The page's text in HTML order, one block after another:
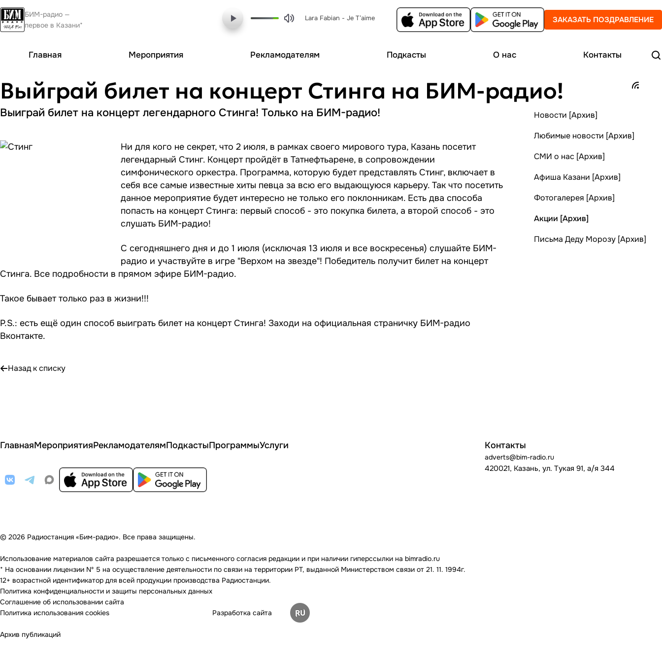
БИМ-радио —
первое в Казани*
Lara Fabian - Je T’aime ЗАКАЗАТЬ ПОЗДРАВЛЕНИЕ
Главная Мероприятия Рекламодателям Подкасты О нас Контакты
Выйграй билет на концерт Стинга на БИМ-радио!
Выиграй билет на концерт легендарного Стинга! Только на БИМ-радио!
Ни для кого не секрет, что 2 июля, в рамках своего мирового тура, Казань посетит
легендарный Стинг. Концерт пройдёт в Татнефтьарене, в сопровождении
симфонического оркестра. Программа, которую будет представлять Стинг, включает в
себя все самые известные хиты певца за всю его выдающуюся карьеру. Так что посетить
данное мероприятие будет интересно не только его поклонникам. Есть два способа
попасть на концерт Стинга: первый способ - это покупка билета, а второй способ - это
слушать БИМ-радио!
С сегодняшнего дня и до 1 июля (исключая 13 июля и все воскресенья) слушайте БИМ-
радио и участвуйте в игре "Верхом на звезде"! Победитель получит билет на концерт
Стинга. Все подробности в прямом эфире БИМ-радио.
Такое бывает только раз в жизни!!!
P.S.: есть ещё один способ выиграть билет на концерт Стинга! Заходи на официальная страничку БИМ-радио
Вконтакте.
Назад к списку
Новости [Архив]
Любимые новости [Архив]
СМИ о нас [Архив]
Афиша Казани [Архив]
Фотогалерея [Архив]
Акции [Архив]
Письма Деду Морозу [Архив]
ГлавнаяМероприятияРекламодателямПодкастыПрограммыУслуги Контакты
adverts@bim-radio.ru
420021, Казань, ул. Тукая 91, а/я 344
© 2026 Радиостанция «Бим-радио». Все права защищены.
Использование материалов сайта разрешается только с письменного согласия редакции и при наличии гиперссылки на bimradio.ru
* На основании лицензии Nº 5 на осуществление деятельности по связи на территории РТ, выданной Министерством связи от 21. 11. 1994г.
12+ возрастной идентификатор для всей продукции производства Радиостанции.
Политика конфиденциальности и защиты персональных данных
Соглашение об использовании сайта
Политика использования cookies
Архив публикаций
Разработка сайта